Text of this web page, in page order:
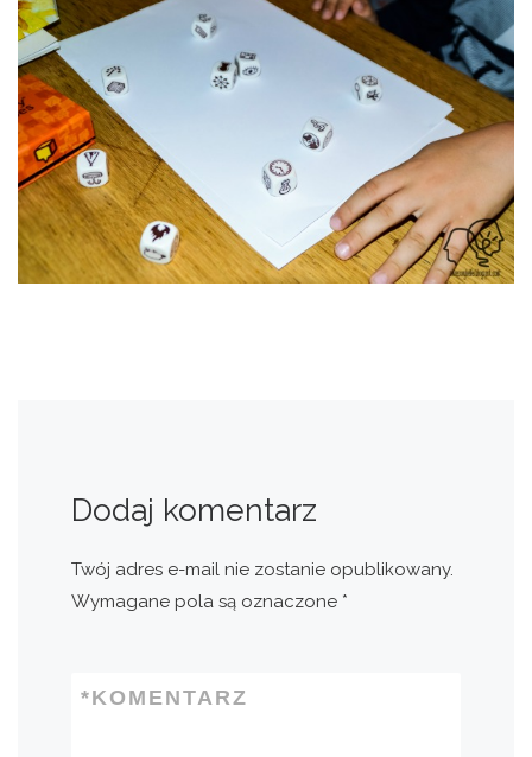
Dodaj komentarz
Twój adres e-mail nie zostanie opublikowany.
Wymagane pola są oznaczone *
KOMENTARZ
*